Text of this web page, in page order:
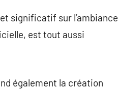
significatif sur l’ambiance
est tout aussi
également la création